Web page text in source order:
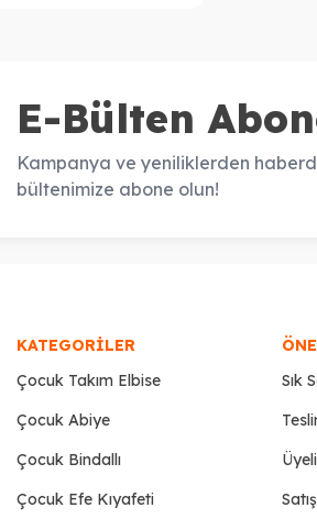
E-Bülten
Kampanya ve yeniliklerden
bültenimize abone olun!
KATEGORILER
Çocuk Takım Elbise
Çocuk Abiye
Çocuk Bindallı
Çocuk Efe Kıyafeti
Sık